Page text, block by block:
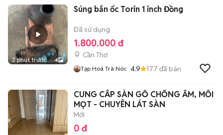
2 phút trước 4
Súng bắn ốc Torin 1 inch Đồng
Đã sử dụng
1.800.000 đ
Cần Thơ
Tạp Hoá Trà Nóc 4.9 177 đã bán
CUNG CẤP SÀN GỖ CHỐNG ẨM, MỐI
MỌT - CHUYÊN LÁT SÀN
Mới
0 đ